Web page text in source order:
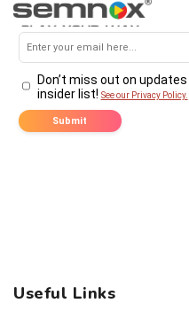
Useful Links